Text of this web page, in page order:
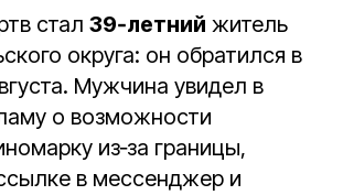
стал 39‑летний житель
округа: он обратился в
Мужчина увидел в
о возможности
из‑за границы,
в мессенджер и